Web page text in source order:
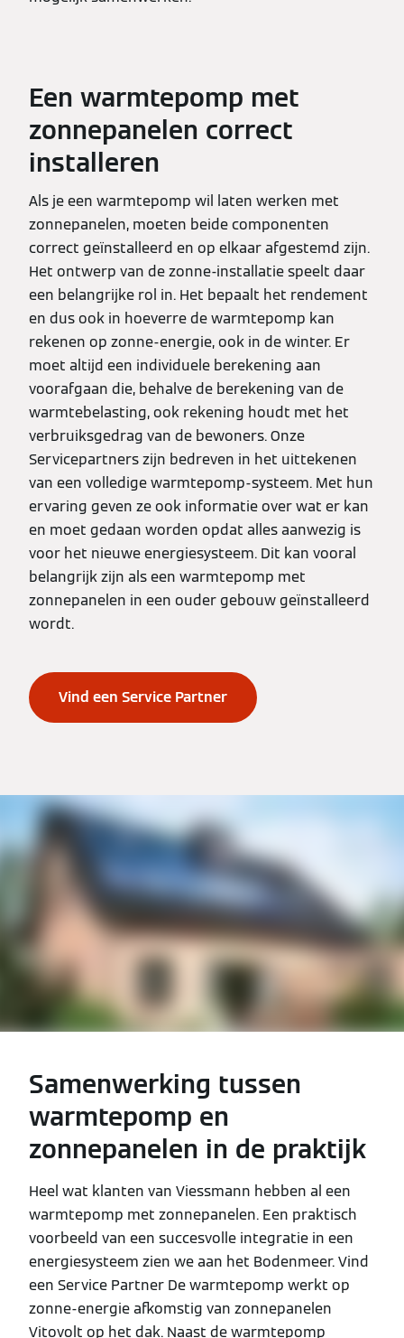
Een warmtepomp met
zonnepanelen correct
installeren
Als je een warmtepomp wil laten werken met
zonnepanelen, moeten beide componenten
correct geïnstalleerd en op elkaar afgestemd zijn.
Het ontwerp van de zonne-installatie speelt daar
een belangrijke rol in. Het bepaalt het rendement
en dus ook in hoeverre de warmtepomp kan
rekenen op zonne-energie, ook in de winter. Er
moet altijd een individuele berekening aan
voorafgaan die, behalve de berekening van de
warmtebelasting, ook rekening houdt met het
verbruiksgedrag van de bewoners. Onze
Servicepartners zijn bedreven in het uittekenen
van een volledige warmtepomp-systeem. Met hun
ervaring geven ze ook informatie over wat er kan
en moet gedaan worden opdat alles aanwezig is
voor het nieuwe energiesysteem. Dit kan vooral
belangrijk zijn als een warmtepomp met
zonnepanelen in een ouder gebouw geïnstalleerd
wordt.
Vind een Service Partner
Samenwerking tussen
warmtepomp en
zonnepanelen in de praktijk
Heel wat klanten van Viessmann hebben al een
warmtepomp met zonnepanelen. Een praktisch
voorbeeld van een succesvolle integratie in een
energiesysteem zien we aan het Bodenmeer. Vind
een Service Partner De warmtepomp werkt op
zonne-energie afkomstig van zonnepanelen
Vitovolt op het dak. Naast de warmtepomp